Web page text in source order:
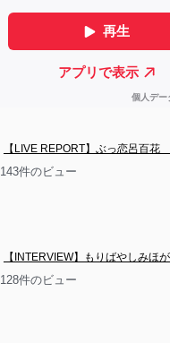
【LIVE REPORT】ぶっ恋呂百花
143件のビュー
【INTERVIEW】もりばやしみほ
128件のビュー